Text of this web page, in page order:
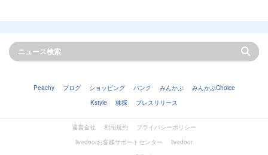
Peachy ブログ ショッピング バンク みんかぶ
みんかぶChoice
Kstyle
株探 プレスリリース
運営会社 利用規約
プライバシーポリシー
livedoorお客様サポートセンター
livedoor